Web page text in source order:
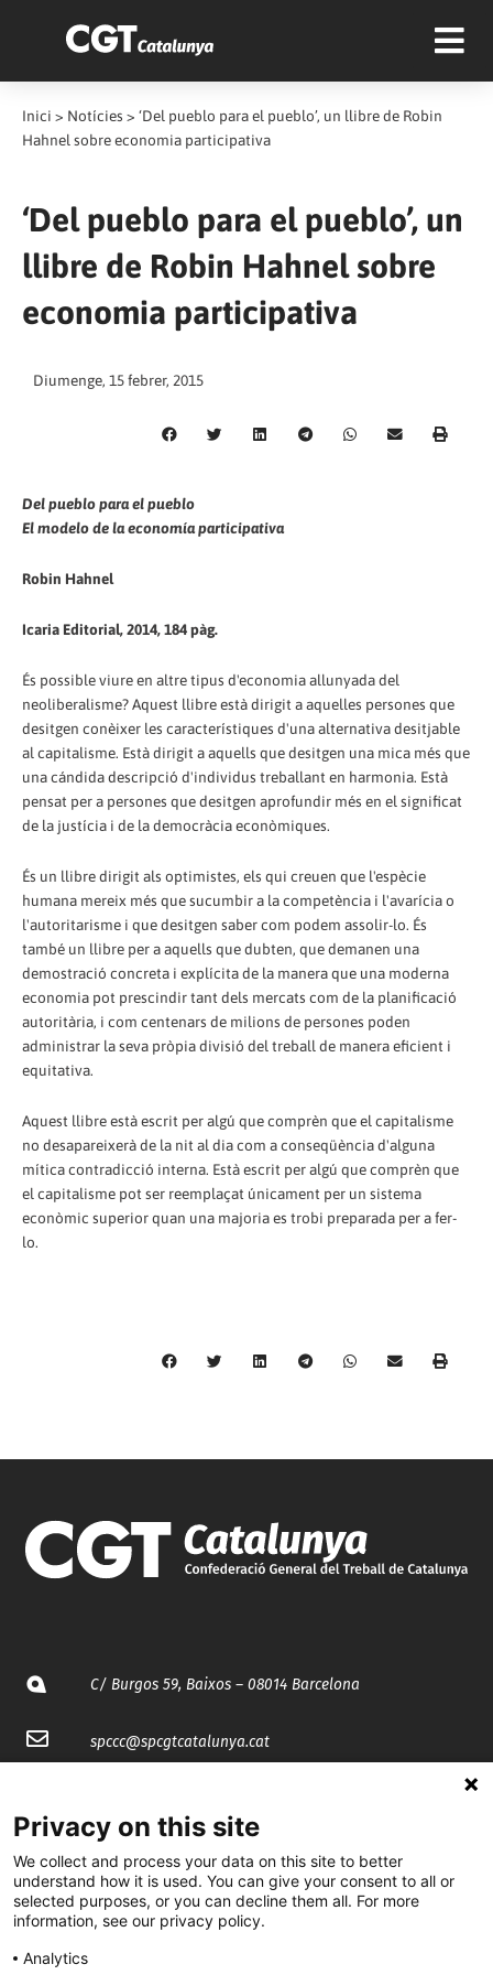
Inici > Notícies > ‘Del pueblo para el pueblo’, un llibre de Robin
Hahnel sobre economia participativa
‘Del pueblo para el pueblo’, un
llibre de Robin Hahnel sobre
economia participativa
Diumenge, 15 febrer, 2015
Del pueblo para el pueblo
El modelo de la economía participativa
Robin Hahnel
Icaria Editorial, 2014, 184 pàg.
És possible viure en altre tipus d'economia allunyada del
neoliberalisme? Aquest llibre està dirigit a aquelles persones que
desitgen conèixer les característiques d'una alternativa desitjable
al capitalisme. Està dirigit a aquells que desitgen una mica més que
una cándida descripció d'individus treballant en harmonia. Està
pensat per a persones que desitgen aprofundir més en el significat
de la justícia i de la democràcia econòmiques.
És un llibre dirigit als optimistes, els qui creuen que l'espècie
humana mereix més que sucumbir a la competència i l'avarícia o
l'autoritarisme i que desitgen saber com podem assolir-lo. És
també un llibre per a aquells que dubten, que demanen una
demostració concreta i explícita de la manera que una moderna
economia pot prescindir tant dels mercats com de la planificació
autoritària, i com centenars de milions de persones poden
administrar la seva pròpia divisió del treball de manera eficient i
equitativa.
Aquest llibre està escrit per algú que comprèn que el capitalisme
no desapareixerà de la nit al dia com a conseqüència d'alguna
mítica contradicció interna. Està escrit per algú que comprèn que
el capitalisme pot ser reemplaçat únicament per un sistema
econòmic superior quan una majoria es trobi preparada per a fer-
lo.
C/ Burgos 59, Baixos – 08014 Barcelona
spccc@spcgtcatalunya.cat
@CGTCatalunya
cgtcatalunya
Privacy on this site
We collect and process your data on this site to better
understand how it is used. You can give your consent to all or
selected purposes, or you can decline them all. For more
information, see our privacy policy.
Analytics